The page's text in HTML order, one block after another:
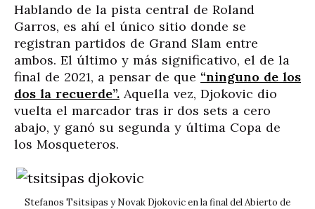
Hablando de la pista central de Roland
Garros, es ahí el único sitio donde se
registran partidos de Grand Slam entre
ambos. El último y más significativo, el de la
final de 2021, a pensar de que “ninguno de los
dos la recuerde”. Aquella vez, Djokovic dio
vuelta el marcador tras ir dos sets a cero
abajo, y ganó su segunda y última Copa de
los Mosqueteros.
Stefanos Tsitsipas y Novak Djokovic en la final del Abierto de